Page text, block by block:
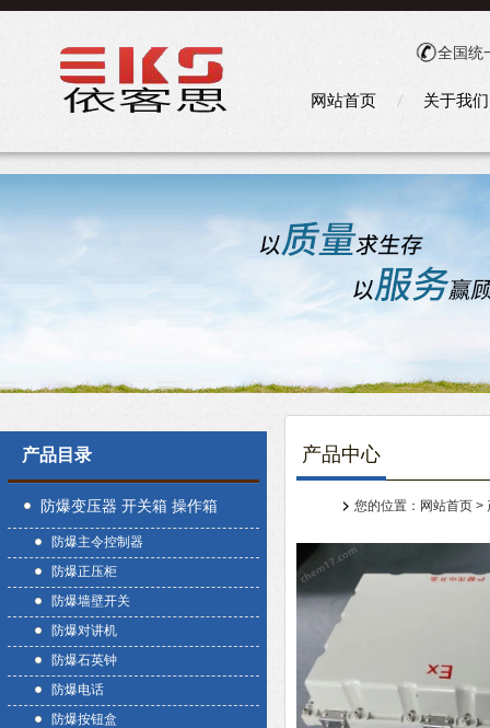
全国统
网站首页 关于我们
产品目录
防爆变压器 开关箱 操作箱
防爆主令控制器
防爆正压柜
防爆墙壁开关
防爆对讲机
防爆石英钟
防爆电话
防爆按钮盒
产品中心
您的位置： 网站首页 >